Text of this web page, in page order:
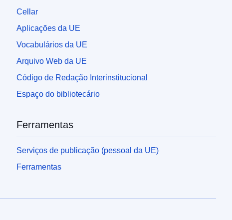
Cellar
Aplicações da UE
Vocabulários da UE
Arquivo Web da UE
Código de Redação Interinstitucional
Espaço do bibliotecário
Ferramentas
Serviços de publicação (pessoal da UE)
Ferramentas